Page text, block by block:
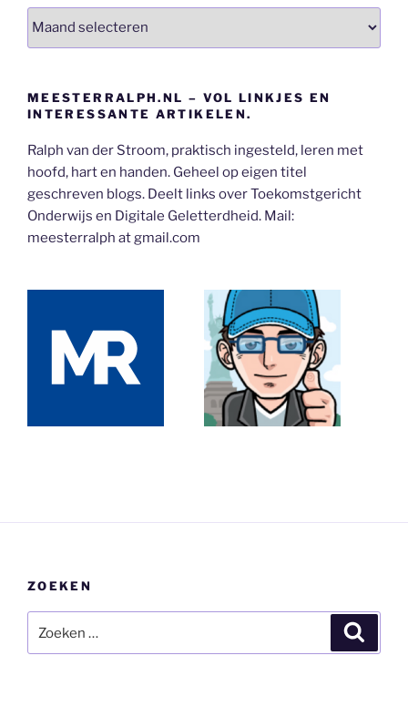
Archieven
MEESTERRALPH.NL – VOL LINKJES EN
INTERESSANTE ARTIKELEN.
Ralph van der Stroom, praktisch ingesteld, leren met
hoofd, hart en handen. Geheel op eigen titel
geschreven blogs. Deelt links over Toekomstgericht
Onderwijs en Digitale Geletterdheid. Mail:
meesterralph at gmail.com
ZOEKEN
naar: